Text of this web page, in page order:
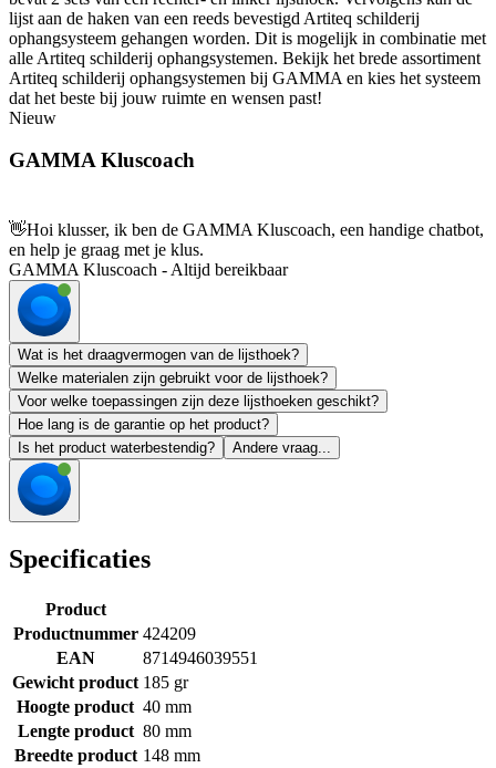
lijst aan de haken van een reeds bevestigd Artiteq schilderij
ophangsysteem gehangen worden. Dit is mogelijk in combinatie met
alle Artiteq schilderij ophangsystemen. Bekijk het brede assortiment
Artiteq schilderij ophangsystemen bij GAMMA en kies het systeem
dat het beste bij jouw ruimte en wensen past!
Nieuw
GAMMA Kluscoach
👋Hoi klusser, ik ben de GAMMA Kluscoach, een handige chatbot,
en help je graag met je klus.
GAMMA Kluscoach - Altijd bereikbaar
Wat is het draagvermogen van de lijsthoek?
Welke materialen zijn gebruikt voor de lijsthoek?
Voor welke toepassingen zijn deze lijsthoeken geschikt?
Hoe lang is de garantie op het product?
Is het product waterbestendig?
Andere vraag...
Specificaties
Product
Productnummer 424209
EAN
8714946039551
Gewicht product 185 gr
Hoogte product 40 mm
Lengte product 80 mm
Breedte product 148 mm